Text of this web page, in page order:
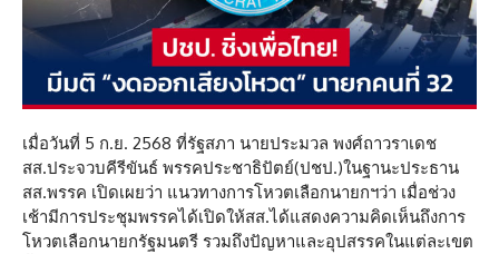
เมื่อวันที่ 5 ก.ย. 2568 ที่รัฐสภา นายประมวล พงศ์ถาวราเดช
สส.ประจวบคีรีขันธ์ พรรคประชาธิปัตย์(ปชป.)ในฐานะประธาน
สส.พรรค เปิดเผยว่า แนวทางการโหวตเลือกนายกฯว่า เมื่อช่วง
เช้ามีการประชุมพรรคได้เปิดให้สส.ได้แสดงความคิดเห็นถึงการ
โหวตเลือกนายกรัฐมนตรี รวมถึงปัญหาและอุปสรรคในแต่ละเขต